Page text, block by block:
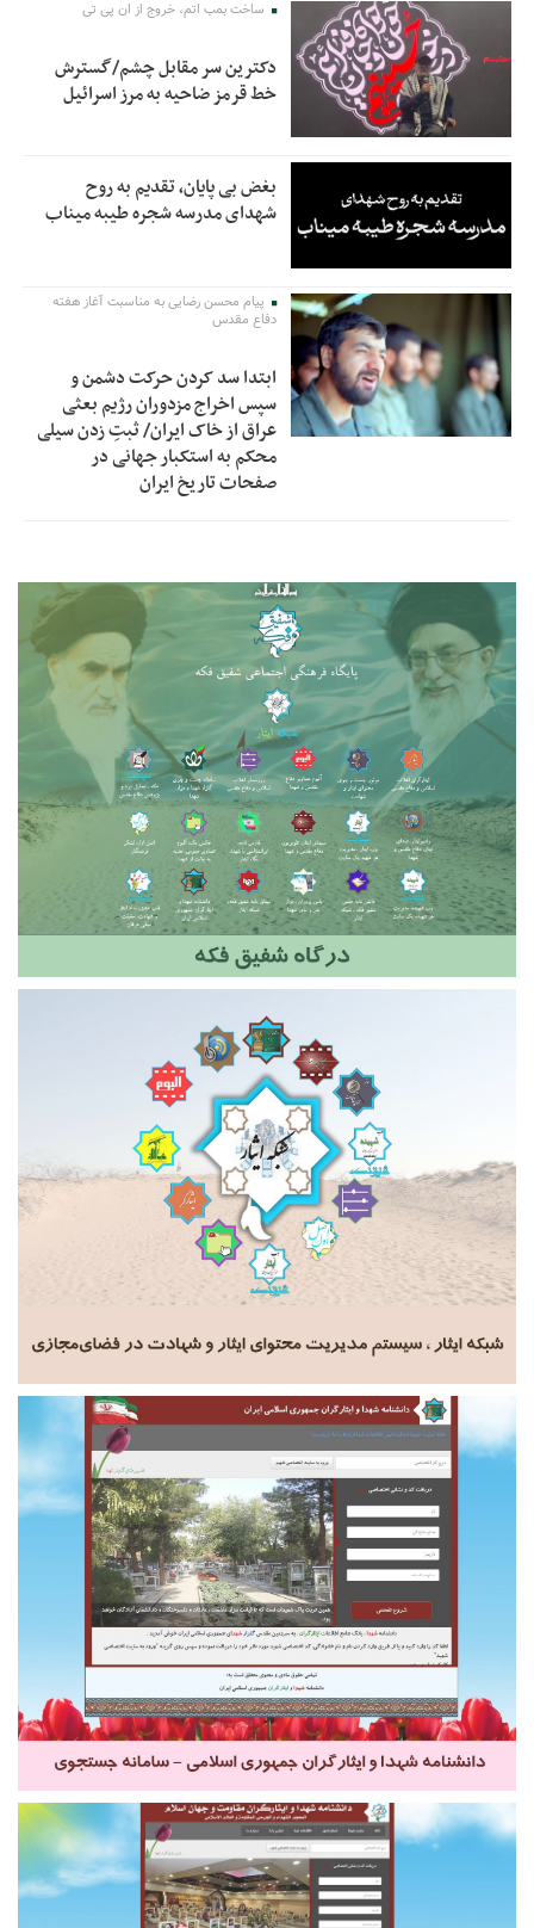
ساخت بمب اتم، خروج از ان پی تی
دکترین سر مقابل چشم/گسترش
خط قرمز ضاحیه به مرز اسرائیل
بغض بی پایان، تقدیم به روح
شهدای مدرسه شجره طیبه میناب
پیام محسن رضایی به مناسبت آغاز هفته
دفاع مقدس
ابتدا سد کردن حرکت دشمن و
سپس اخراج مزدوران رژیم بعثی
عراق از خاک ایران/ ثبتِ زدن سیلی
محکم به استکبار جهانی در
صفحات تاریخ ایران